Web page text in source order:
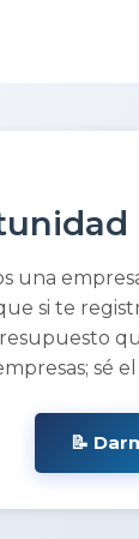
una
si te
sé
📝